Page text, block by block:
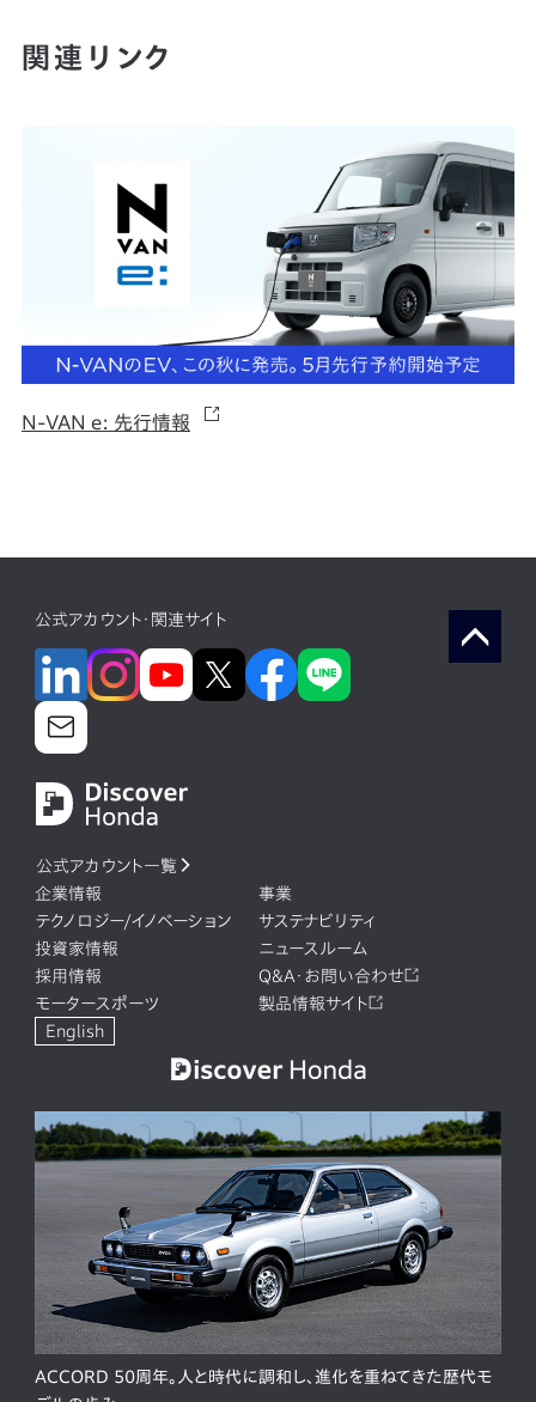
関連リンク
N-VAN e: 先行情報
公式アカウント・関連サイト
公式アカウント一覧
企業情報
事業
テクノロジー/イノベーション
サステナビリティ
投資家情報
ニュースルーム
採用情報
Q&A・お問い合わせ
モータースポーツ
製品情報サイト
English
ACCORD 50周年。人と時代に調和し、進化を重ねてきた歴代モ